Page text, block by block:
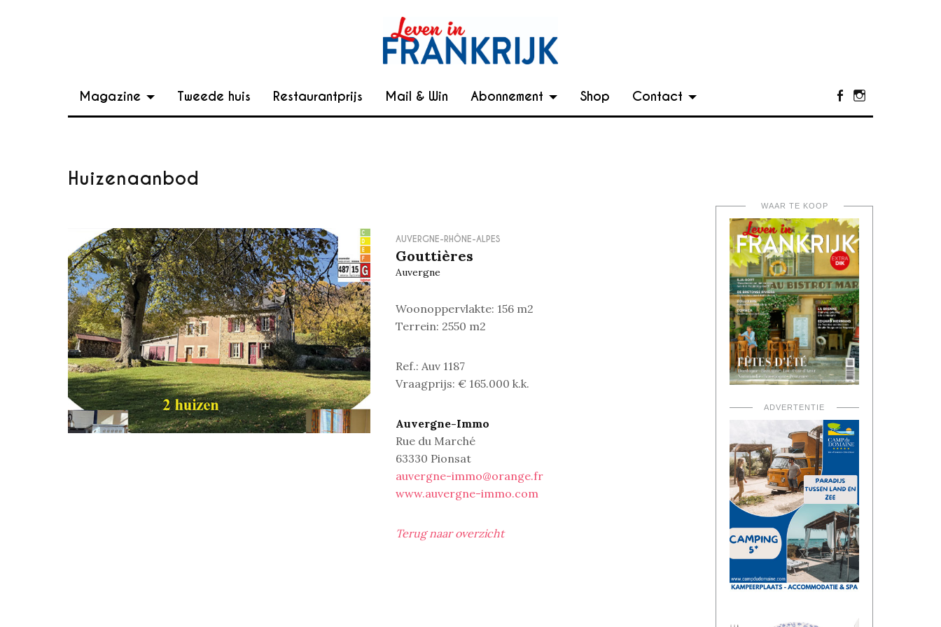
Magazine Tweede huis Restaurantprijs Mail & Win Abonnement Shop Contact Facebook
Huizenaanbod
AUVERGNE-RHÔNE-ALPES
Gouttières
Auvergne
Woonoppervlakte: 156 m2
Terrein: 2550 m2
Ref.: Auv 1187
Vraagprijs: € 165.000 k.k.
Auvergne-Immo
Rue du Marché
63330 Pionsat
auvergne-immo@orange.fr
www.auvergne-immo.com
Terug naar overzicht
WAAR TE KOOP
ADVERTENTIE